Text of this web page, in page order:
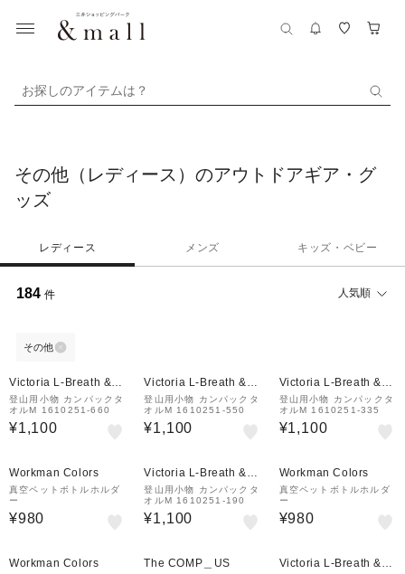
お探しのアイテムは？
その他（レディース）のアウトドアギア・グ
ッズ
レディース メンズ キッズ・ベビー
184 件 人気順
その他
Victoria L-Breath &m
all店
登山用小物 カンパックタ
オルM 1610251-660
¥1,100
Victoria L-Breath &m
all店
登山用小物 カンパックタ
オルM 1610251-550
¥1,100
Victoria L-Breath &m
all店
登山用小物 カンパックタ
オルM 1610251-335
¥1,100
Workman Colors
真空ペットボトルホルダ
ー
¥980
Victoria L-Breath &m
all店
登山用小物 カンパックタ
オルM 1610251-190
¥1,100
Workman Colors
真空ペットボトルホルダ
ー
¥980
Workman Colors The COMP＿US
Victoria L-Breath &m